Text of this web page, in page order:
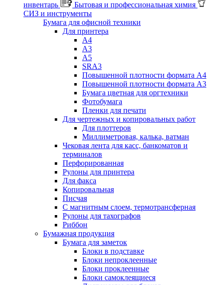
инвентарь
Бытовая и профессиональная химия
СИЗ и инструменты
Бумага для офисной техники
Для принтера
А4
А3
А5
SRA3
Повышенной плотности формата А4
Повышенной плотности формата А3
Бумага цветная для оргтехники
Фотобумага
Пленки для печати
Для чертежных и копировальных работ
Для плоттеров
Миллиметровая, калька, ватман
Чековая лента для касс, банкоматов и
терминалов
Перфорированная
Рулоны для принтера
Для факса
Копировальная
Писчая
С магнитным слоем, термотрансферная
Рулоны для тахографов
Риббон
Бумажная продукция
Бумага для заметок
Блоки в подставке
Блоки непроклеенные
Блоки проклеенные
Блоки самоклеящиеся